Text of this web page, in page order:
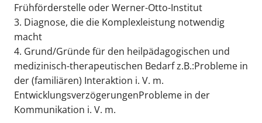
Frühförderstelle oder Werner-Otto-Institut
3. Diagnose, die die Komplexleistung notwendig
macht
4. Grund/Gründe für den heilpädagogischen und
medizinisch-therapeutischen Bedarf z.B.:Probleme in
der (familiären) Interaktion i. V. m.
EntwicklungsverzögerungenProbleme in der
Kommunikation i. V. m.